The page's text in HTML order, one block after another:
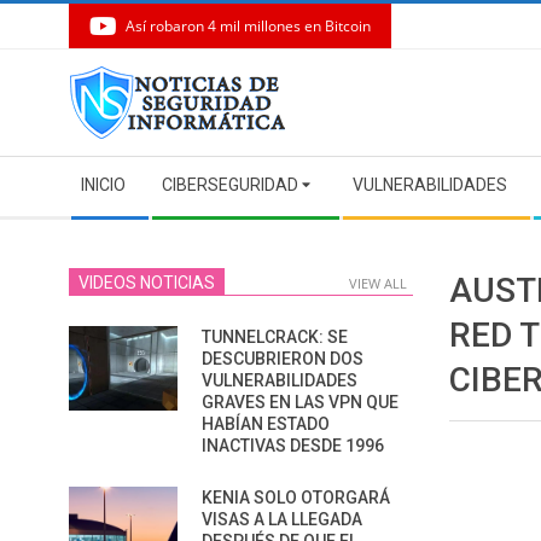
Así robaron 4 mil millones en Bitcoin
Navigation
Menu
INICIO CIBERSEGURIDAD VULNERABILIDADES
RED
VIDEOS NOTICIAS VIEW ALL
TUNNELCRACK: SE
DESCUBRIERON DOS
VULNERABILIDADES
GRAVES EN LAS VPN QUE
HABÍAN ESTADO
INACTIVAS DESDE 1996
KENIA SOLO OTORGARÁ
VISAS A LA LLEGADA